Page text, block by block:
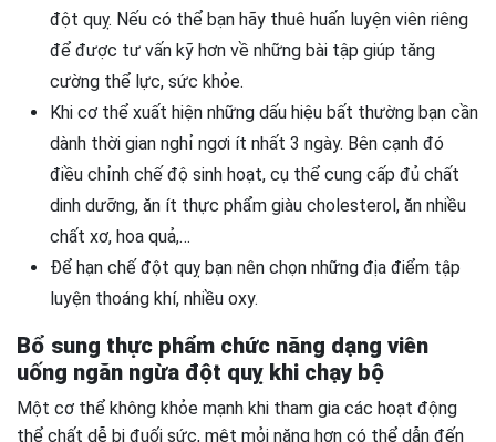
đột quỵ. Nếu có thể bạn hãy thuê huấn luyện viên riêng
để được tư vấn kỹ hơn về những bài tập giúp tăng
cường thể lực, sức khỏe.
Khi cơ thể xuất hiện những dấu hiệu bất thường bạn cần
dành thời gian nghỉ ngơi ít nhất 3 ngày. Bên cạnh đó
điều chỉnh chế độ sinh hoạt, cụ thể cung cấp đủ chất
dinh dưỡng, ăn ít thực phẩm giàu cholesterol, ăn nhiều
chất xơ, hoa quả,…
Để hạn chế đột quỵ bạn nên chọn những địa điểm tập
luyện thoáng khí, nhiều oxy.
Bổ sung thực phẩm chức năng dạng viên
uống ngăn ngừa đột quỵ khi chạy bộ
Một cơ thể không khỏe mạnh khi tham gia các hoạt động
thể chất dễ bị đuối sức, mệt mỏi nặng hơn có thể dẫn đến